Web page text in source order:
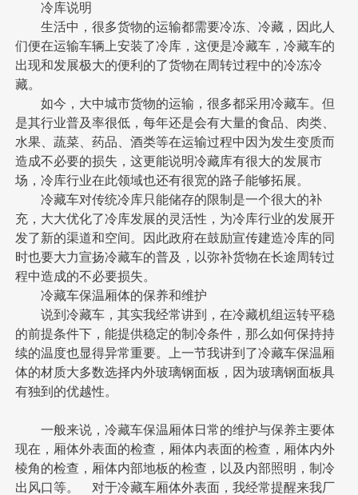
冷库说明
生活中，很多货物的运输都需要冷冻、冷藏，因此人
们便在运输车辆上安装了冷库，这便是冷藏车，冷藏车的
出现和发展极大的便利的了货物在周转过程中的冷冻冷
藏。
如今，大中城市货物的运输，很多都采用冷藏车。但
是其行业普及率很低，每年还是会有大量的食品、肉类、
水果、蔬菜、药品、酒类等在运输过程中因为发生变质而
造成不必要的损失，这更能说明冷藏库有很大的发展市
场，冷库行业在此领域也还有很宽的路子能够拓展。
冷藏车对传统冷库只能储存的限制是一个很大的补
充，大大优化了冷库发展的灵活性，为冷库行业的发展开
发了新的渠道和空间。因此政府在鼓励宣传建造冷库的同
时也要大力宣扬冷藏车的普及，以弥补货物在长途周转过
程中造成的不必要损失。
冷藏车保温厢体的保养和维护
说到冷藏车，其实我经常讲到，在冷藏机组运转平稳
的前提条件下，能提供稳定的制冷条件，那么如何保持持
续的温度也显得异常重要。上一节我讲到了冷藏车保温厢
体的材质大多数选择内外玻璃钢面板，因为玻璃钢面板具
有独到的优越性。
一般来说，冷藏车保温厢体日常的维护与保养主要体
现在，厢体外表面的检查，厢体内表面的检查，厢体内外
棱角的检查，厢体内部地板的检查，以及内部照明，制冷
出风口等。 对于冷藏车厢体外表面，我经常提醒来我厂